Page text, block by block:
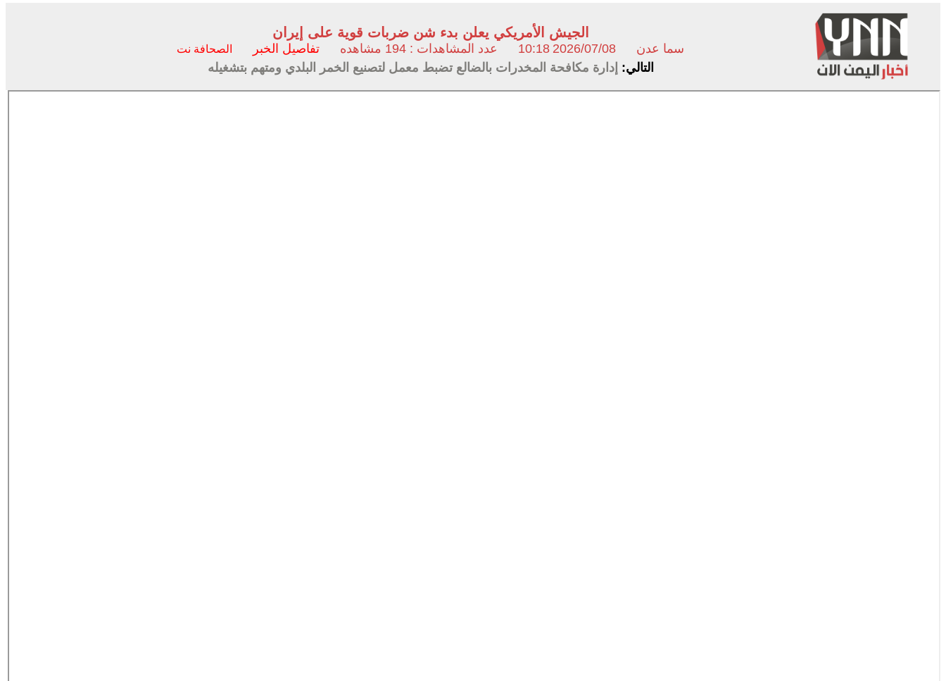
الجيش الأمريكي يعلن بدء شن ضربات قوية على إيران
سما عدن 2026/07/08
10:18 عدد المشاهدات : 194 مشاهده تفاصيل الخبر الصحافة نت
التالي: إدارة مكافحة المخدرات بالضالع تضبط معمل لتصنيع الخمر البلدي ومتهم بتشغيله